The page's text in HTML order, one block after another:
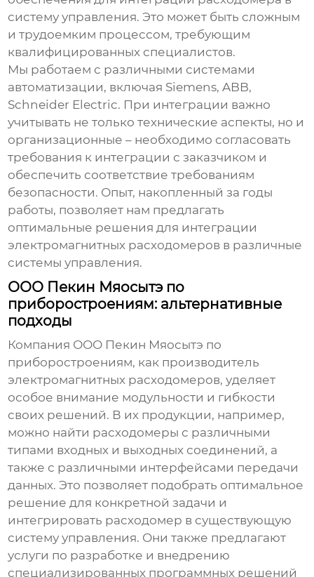
систему управления. Это может быть сложным
и трудоемким процессом, требующим
квалифицированных специалистов.
Мы работаем с различными системами
автоматизации, включая Siemens, ABB,
Schneider Electric. При интеграции важно
учитывать не только технические аспекты, но и
организационные – необходимо согласовать
требования к интеграции с заказчиком и
обеспечить соответствие требованиям
безопасности. Опыт, накопленный за годы
работы, позволяет нам предлагать
оптимальные решения для интеграции
электромагнитных расходомеров в различные
системы управления.
ООО Пекин Мяосытэ по
приборостроениям: альтернативные
подходы
Компания ООО Пекин Мяосытэ по
приборостроениям, как производитель
электромагнитных расходомеров, уделяет
особое внимание модульности и гибкости
своих решений. В их продукции, например,
можно найти расходомеры с различными
типами входных и выходных соединений, а
также с различными интерфейсами передачи
данных. Это позволяет подобрать оптимальное
решение для конкретной задачи и
интегрировать расходомер в существующую
систему управления. Они также предлагают
услуги по разработке и внедрению
специализированных программных решений